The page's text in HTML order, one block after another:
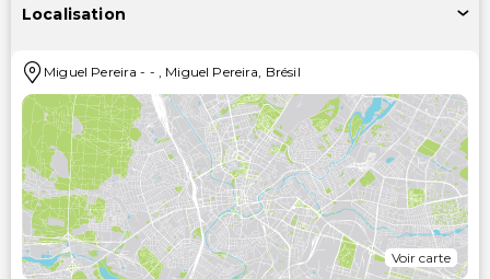
Localisation
Miguel Pereira - -, Miguel Pereira, Brésil
Voir carte